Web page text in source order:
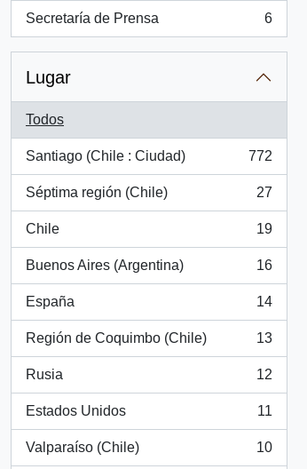
Secretaría de Prensa
, 6 resultados
6
Lugar
Todos
Santiago (Chile : Ciudad)
, 772 resultados
772
Séptima región (Chile)
, 27 resultados
27
Chile
, 19 resultados
19
Buenos Aires (Argentina)
, 16 resultados
16
España
, 14 resultados
14
Región de Coquimbo (Chile)
, 13 resultados
13
Rusia
, 12 resultados
12
Estados Unidos
, 11 resultados
11
Valparaíso (Chile)
, 10 resultados
10